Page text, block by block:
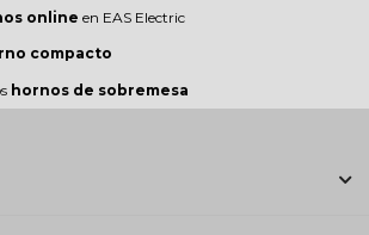
online en EAS Electric
compacto
hornos de sobremesa